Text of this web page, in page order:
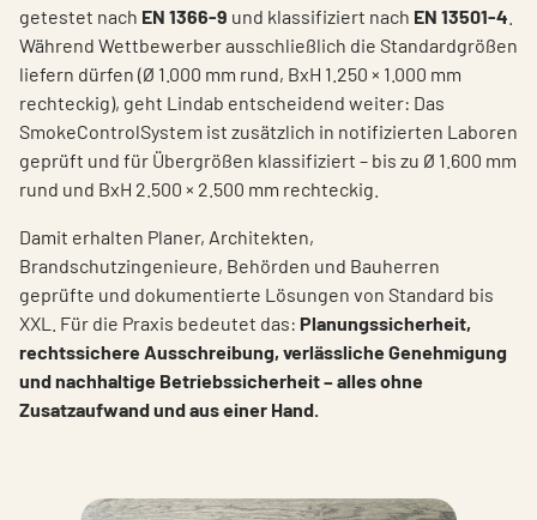
getestet nach EN 1366-9 und klassifiziert nach EN 13501-4
Während Wettbewerber ausschließlich die Standardgrößen
liefern dürfen (Ø 1.000 mm rund, BxH 1.250 × 1.000 mm
rechteckig), geht Lindab entscheidend weiter: Das
SmokeControlSystem ist zusätzlich in notifizierten Laboren
geprüft und für Übergrößen klassifiziert – bis zu Ø 1.600 mm
rund und BxH 2.500 × 2.500 mm rechteckig.
Damit erhalten Planer, Architekten,
Brandschutzingenieure, Behörden und Bauherren
geprüfte und dokumentierte Lösungen von Standard bis
XXL. Für die Praxis bedeutet das: Planungssicherheit,
rechtssichere Ausschreibung, verlässliche Genehmigung
und nachhaltige Betriebssicherheit – alles ohne
Zusatzaufwand und aus einer Hand.